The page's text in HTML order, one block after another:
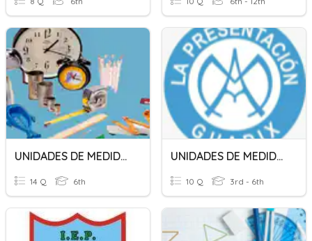
UNIDADES DE MEDIDA TAREA
14 Q 6th
UNIDADES DE MEDIDA: LONGITUD
10 Q 3rd - 6th